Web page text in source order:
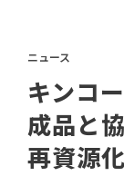
ニュース
キンコ
成品と
再資源